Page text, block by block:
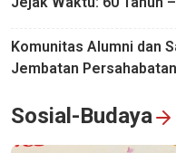
Komunitas Alumni dan
Jembatan
Sosial-Budaya